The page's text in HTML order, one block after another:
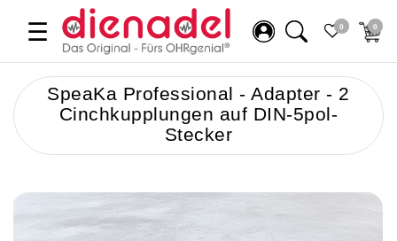
☰ 0 0
SpeaKa Professional - Adapter - 2
Cinchkupplungen auf DIN-5pol-
Stecker